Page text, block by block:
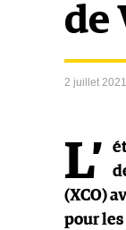
de
2 juillet 2021
L’
(XCO)
pour les